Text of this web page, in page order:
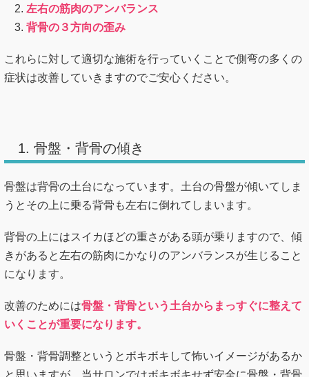
左右の筋肉のアンバランス
背骨の３方向の歪み
これらに対して適切な施術を行っていくことで側弯の多くの
症状は改善していきますのでご安心ください。
1. 骨盤・背骨の傾き
骨盤は背骨の土台になっています。土台の骨盤が傾いてしま
うとその上に乗る背骨も左右に倒れてしまいます。
背骨の上にはスイカほどの重さがある頭が乗りますので、傾
きがあると左右の筋肉にかなりのアンバランスが生じること
になります。
改善のためには骨盤・背骨という土台からまっすぐに整えて
いくことが重要になります。
骨盤・背骨調整というとボキボキして怖いイメージがあるか